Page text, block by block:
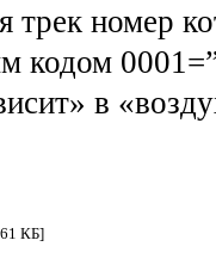
трек номер
кодом
в
КБ]